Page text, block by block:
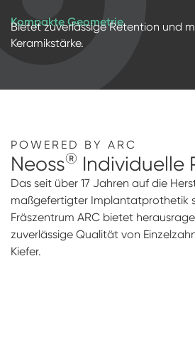
Kompakte Geometrie
Bietet zuverlässige Retention und
Keramikstärke.
POWERED BY ARC
Neoss® Individuelle
Das seit über 17 Jahren auf die
maßgefertigter Implantatprothetik
Fräszentrum ARC bietet
zuverlässige Qualität von
Kiefer.